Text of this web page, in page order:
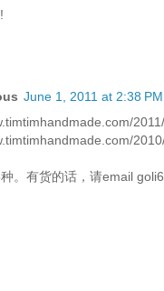
June 1, 2011 at 2:38 PM
。有货的话，请email